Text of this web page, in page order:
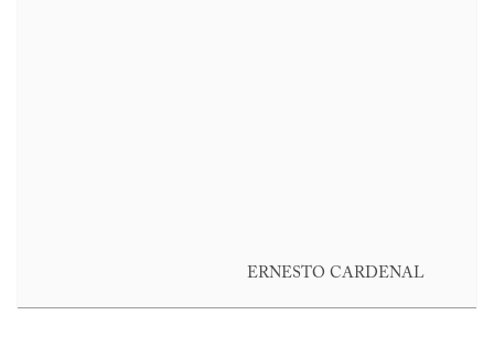
ERNESTO CARDENAL